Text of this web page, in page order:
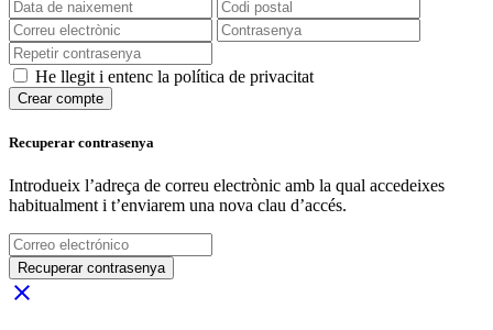
He llegit i entenc la política de privacitat
Crear compte
Recuperar contrasenya
Introdueix l’adreça de correu electrònic amb la qual accedeixes
habitualment i t’enviarem una nova clau d’accés.
Recuperar contrasenya
close